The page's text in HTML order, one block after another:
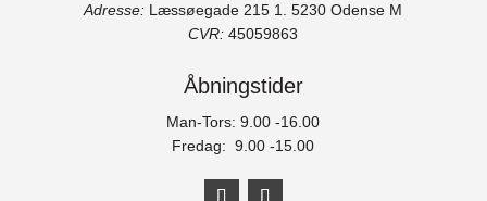
Adresse: Læssøegade 215 1.5230 Odense M
CVR: 45059863
Åbningstider
Man-Tors: 9.00 -16.00
Fredag: 9.00 -15.00